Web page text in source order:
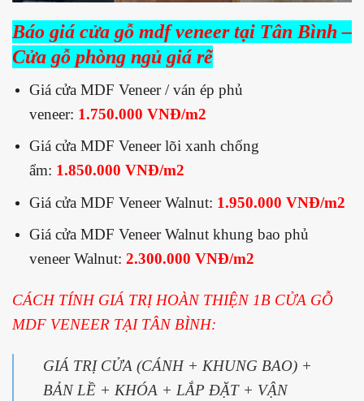
Báo giá cửa gỗ mdf veneer tại Tân Bình –
Cửa gỗ phòng ngủ giá rẽ
Giá cửa MDF Veneer / ván ép phủ
veneer: 1.750.000 VNĐ/m2
Giá cửa MDF Veneer lõi xanh chống
ẩm: 1.850.000 VNĐ/m2
Giá cửa MDF Veneer Walnut: 1.950.000 VNĐ/m2
Giá cửa MDF Veneer Walnut khung bao phủ
veneer Walnut: 2.300.000 VNĐ/m2
CÁCH TÍNH GIÁ TRỊ HOÀN THIỆN 1B CỬA GỖ
MDF VENEER TẠI TÂN BÌNH:
GIÁ TRỊ CỬA (CÁNH + KHUNG BAO) +
BẢN LỀ + KHÓA + LẮP ĐẶT + VẬN